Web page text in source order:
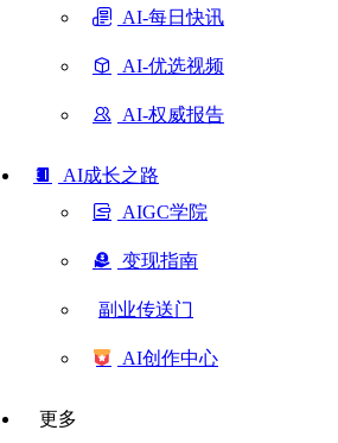
AI-每日快讯
AI-优选视频
AI-权威报告
AI成长之路
AIGC学院
变现指南
副业传送门
AI创作中心
更多